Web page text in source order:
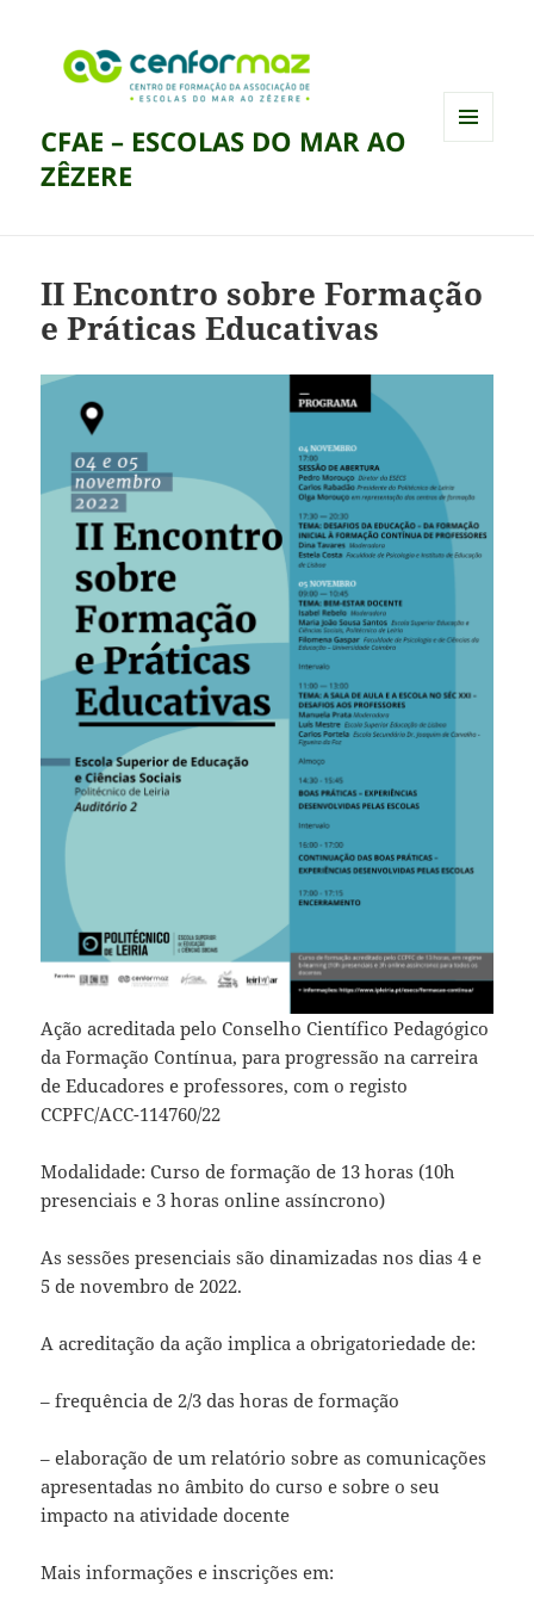
CFAE – ESCOLAS DO MAR AO
ZÊZERE
II Encontro sobre Formação
e Práticas Educativas
Ação acreditada pelo Conselho Científico Pedagógico
da Formação Contínua, para progressão na carreira
de Educadores e professores, com o registo
CCPFC/ACC-114760/22
Modalidade: Curso de formação de 13 horas (10h
presenciais e 3 horas online assíncrono)
As sessões presenciais são dinamizadas nos dias 4 e
5 de novembro de 2022.
A acreditação da ação implica a obrigatoriedade de:
– frequência de 2/3 das horas de formação
– elaboração de um relatório sobre as comunicações
apresentadas no âmbito do curso e sobre o seu
impacto na atividade docente
Mais informações e inscrições em: